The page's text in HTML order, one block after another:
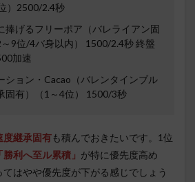
）2500/2.4秒
捧げるフリーポア（バレライアン固
9位/4バ身以内） 1500/2.4秒 終盤
加速
ション・Cacao（バレンタインブル
固有）（1～4位） 1500/3秒
度継承固有も積んでおきたいです。1位
「勝利へ至ル累積」 が特に優先度高め
はやや優先度が下がる感じでしょう